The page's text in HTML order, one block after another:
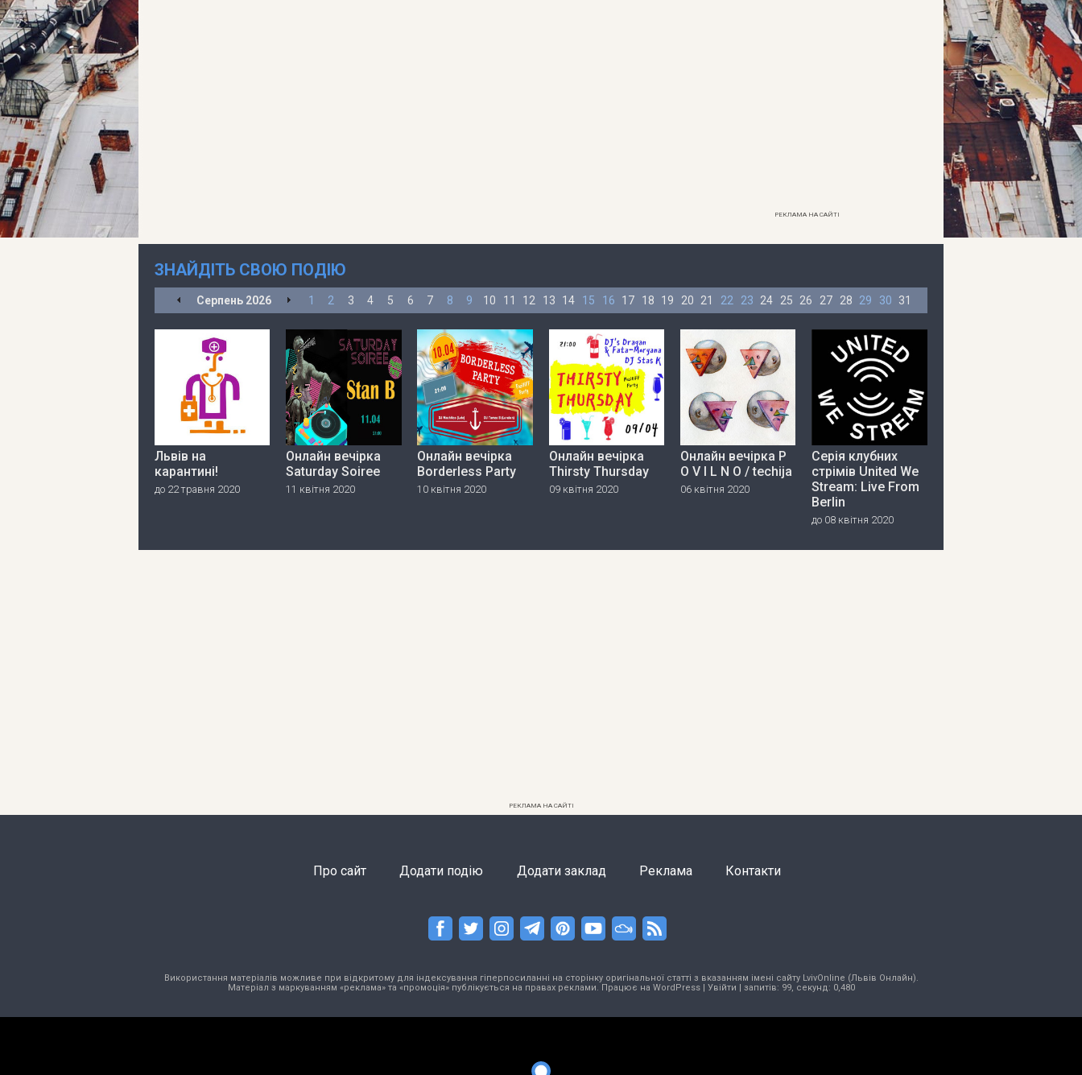
РЕКЛАМА НА САЙТІ
ЗНАЙДІТЬ СВОЮ ПОДІЮ
Серпень 2026 1 2 3 4 5 6 7 8 9 10 11 12 13 14 15 16 17 18 19 20 21 22 23 24 25 26 27 28 29 30 31
Львів на
карантині!
до 22 травня 2020
Онлайн вечірка
Saturday Soiree
11 квітня 2020
Онлайн вечірка
Borderless Party
10 квітня 2020
Онлайн вечірка
Thirsty Thursday
09 квітня 2020
Онлайн вечірка P
O V I L N O / techija
06 квітня 2020
Серія клубних
стрімів United We
Stream: Live From
Berlin
до 08 квітня 2020
РЕКЛАМА НА САЙТІ
Про сайт Додати подію Додати заклад Реклама Контакти
Використання матеріалів можливе при відкритому для індексування гіперпосиланні на сторінку оригінальної статті з вказанням імені сайту LvivOnline (Львів Онлайн).
Матеріал з маркуванням «реклама» та «промоція» публікується на правах реклами. Працює на WordPress| Увійти | запитів: 99, секунд: 0,480